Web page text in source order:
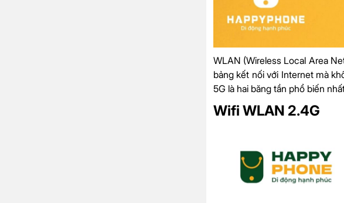
WLAN (Wireless Local Area
bảng kết nối với Internet mà
5G là hai băng tần phổ biến
Wifi WLAN 2.4G